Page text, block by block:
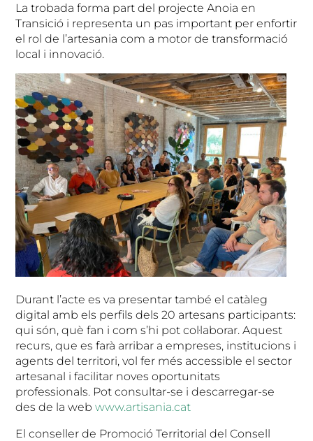
La trobada forma part del projecte Anoia en
Transició i representa un pas important per enfortir
el rol de l’artesania com a motor de transformació
local i innovació.
Durant l’acte es va presentar també el catàleg
digital amb els perfils dels 20 artesans participants:
qui són, què fan i com s’hi pot col·laborar. Aquest
recurs, que es farà arribar a empreses, institucions i
agents del territori, vol fer més accessible el sector
artesanal i facilitar noves oportunitats
professionals. Pot consultar-se i descarregar-se
des de la webwww.artisania.cat
El conseller de Promoció Territorial del Consell